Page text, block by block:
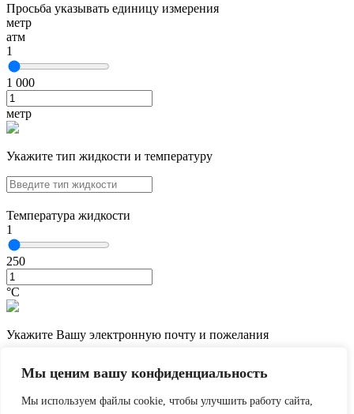
Мы ценим вашу конфиденциальность
Мы используем файлы cookie, чтобы улучшить работу сайта,
Просьба указывать единицу измерения
метр
атм
1
1 000
метр
Укажите тип жидкости и температуру
Температура жидкости
1
250
°С
Укажите Вашу электронную почту и пожелания